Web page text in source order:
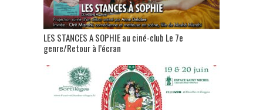
LES STANCES A SOPHIE au ciné-club Le 7e
genre/Retour à l’écran